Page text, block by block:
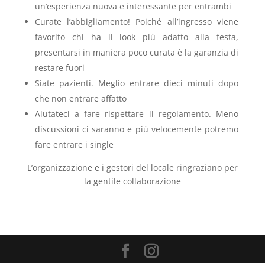
un’esperienza nuova e interessante per entrambi
Curate l’abbigliamento! Poiché all’ingresso viene
favorito chi ha il look più adatto alla festa,
presentarsi in maniera poco curata è la garanzia di
restare fuori
Siate pazienti. Meglio entrare dieci minuti dopo
che non entrare affatto
Aiutateci a fare rispettare il regolamento. Meno
discussioni ci saranno e più velocemente potremo
fare entrare i single
L’organizzazione e i gestori del locale ringraziano per
la gentile collaborazione